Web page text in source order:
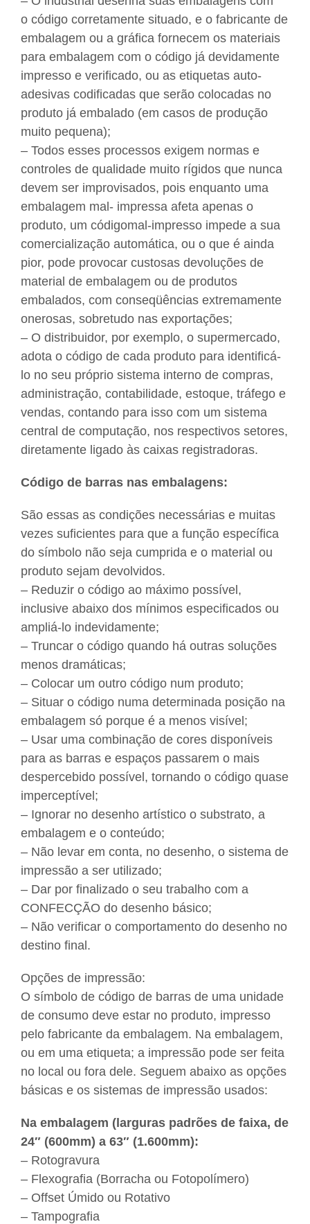
o código corretamente situado, e o fabricante de
embalagem ou a gráfica fornecem os materiais
para embalagem com o código já devidamente
impresso e verificado, ou as etiquetas auto-
adesivas codificadas que serão colocadas no
produto já embalado (em casos de produção
muito pequena);
– Todos esses processos exigem normas e
controles de qualidade muito rígidos que nunca
devem ser improvisados, pois enquanto uma
embalagem mal- impressa afeta apenas o
produto, um códigomal-impresso impede a sua
comercialização automática, ou o que é ainda
pior, pode provocar custosas devoluções de
material de embalagem ou de produtos
embalados, com conseqüências extremamente
onerosas, sobretudo nas exportações;
– O distribuidor, por exemplo, o supermercado,
adota o código de cada produto para identificá-
lo no seu próprio sistema interno de compras,
administração, contabilidade, estoque, tráfego e
vendas, contando para isso com um sistema
central de computação, nos respectivos setores,
diretamente ligado às caixas registradoras.
Código de barras nas embalagens:
São essas as condições necessárias e muitas
vezes suficientes para que a função específica
do símbolo não seja cumprida e o material ou
produto sejam devolvidos.
– Reduzir o código ao máximo possível,
inclusive abaixo dos mínimos especificados ou
ampliá-lo indevidamente;
– Truncar o código quando há outras soluções
menos dramáticas;
– Colocar um outro código num produto;
– Situar o código numa determinada posição na
embalagem só porque é a menos visível;
– Usar uma combinação de cores disponíveis
para as barras e espaços passarem o mais
despercebido possível, tornando o código quase
imperceptível;
– Ignorar no desenho artístico o substrato, a
embalagem e o conteúdo;
– Não levar em conta, no desenho, o sistema de
impressão a ser utilizado;
– Dar por finalizado o seu trabalho com a
CONFECÇÃO do desenho básico;
– Não verificar o comportamento do desenho no
destino final.
Opções de impressão:
O símbolo de código de barras de uma unidade
de consumo deve estar no produto, impresso
pelo fabricante da embalagem. Na embalagem,
ou em uma etiqueta; a impressão pode ser feita
no local ou fora dele. Seguem abaixo as opções
básicas e os sistemas de impressão usados:
Na embalagem (larguras padrões de faixa, de
24″ (600mm) a 63″ (1.600mm):
– Rotogravura
– Flexografia (Borracha ou Fotopolímero)
– Offset Úmido ou Rotativo
– Tampografia